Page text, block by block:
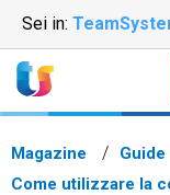
Sei in:
Magazine
Guide
Come utilizzare la